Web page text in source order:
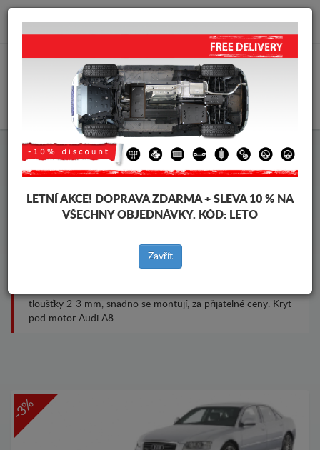
info@krytpodmotor.com
Kryt pod motor Audi A8
tloušťky 2-3 mm, snadno se montují, za přijatelné ceny. Kryt
pod motor Audi A8.
-3%
LETNÍ AKCE! DOPRAVA ZDARMA + SLEVA 10 % NA
VŠECHNY OBJEDNÁVKY. KÓD: LETO
Zavřít